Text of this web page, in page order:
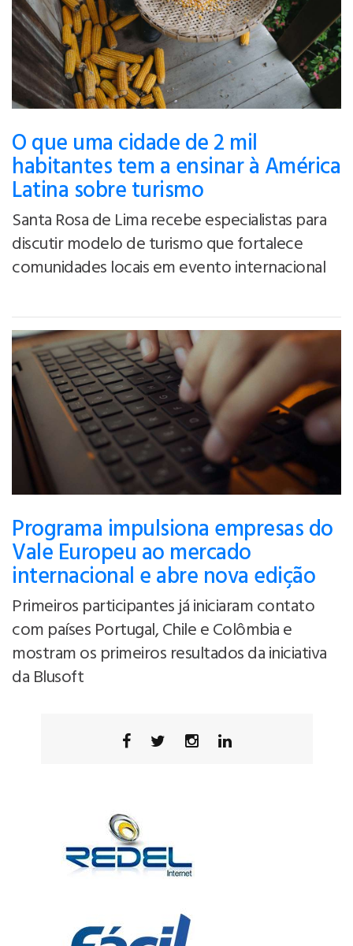
O que uma cidade de 2 mil
habitantes tem a ensinar à América
Latina sobre turismo
Santa Rosa de Lima recebe especialistas para
discutir modelo de turismo que fortalece
comunidades locais em evento internacional
Programa impulsiona empresas do
Vale Europeu ao mercado
internacional e abre nova edição
Primeiros participantes já iniciaram contato
com países Portugal, Chile e Colômbia e
mostram os primeiros resultados da iniciativa
da Blusoft